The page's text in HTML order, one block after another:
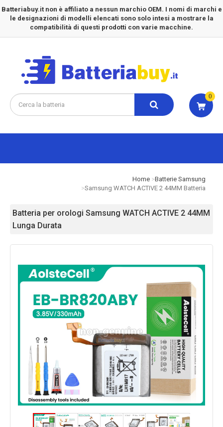
Batteriabuy.it non è affiliato a nessun marchio OEM. I nomi di marchi e
le designazioni di modelli elencati sono solo intesi a mostrare la
compatibilità di questi prodotti con varie macchine.
0
Home
Batterie Samsung
Samsung WATCH ACTIVE 2 44MM Batteria
Batteria per orologi Samsung WATCH ACTIVE 2 44MM
Lunga Durata